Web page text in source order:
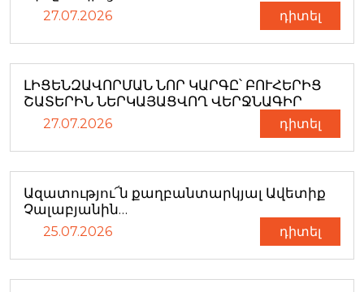
27.07.2026 դիտել
ԼԻՑԵՆԶԱՎՈՐՄԱՆ ՆՈՐ ԿԱՐԳԸ՝ ԲՈՒՀԵՐԻՑ
ՇԱՏԵՐԻՆ ՆԵՐԿԱՅԱՑՎՈՂ ՎԵՐՋՆԱԳԻՐ
27.07.2026 դիտել
Ազատությու՜ն քաղբանտարկյալ Ավետիք
Չալաբյանին…
25.07.2026 դիտել